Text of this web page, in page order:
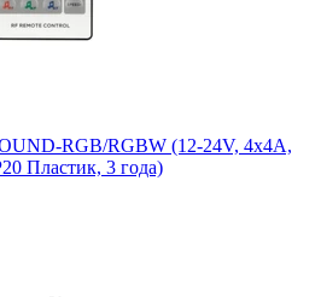
RGB/RGBW (12-24V, 4x4A,
Пластик, 3 года)